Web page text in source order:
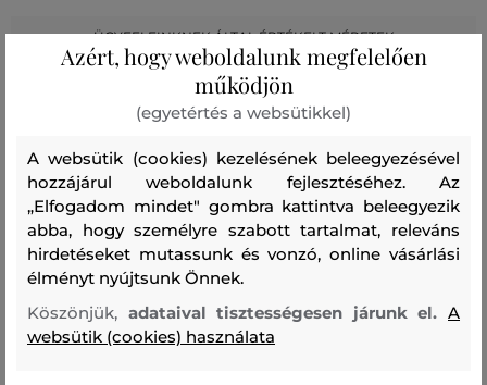
ÜGYFELEINKNEK ÁLTAL ÉRTÉKELT MÉRETEK
A méret sokkal kisebb, mint amit
amit viselek
0
A méret megegyezik az általam
szokásosan viselt mérettel
3
A méret egy kicsit nagyobb, mint
amit általában viselek
A méret sokkal nagyobb, mint
amit viselek
Azért, hogy weboldalunk megfelelően
működjön
(egyetértés a websütikkel)
A websütik (cookies) kezelésének beleegyezésével
hozzájárul weboldalunk fejlesztéséhez. Az
„Elfogadom mindet" gombra kattintva beleegyezik
abba, hogy személyre szabott tartalmat, releváns
hirdetéseket mutassunk és vonzó, online vásárlási
élményt nyújtsunk Önnek.
Köszönjük, adataival tisztességesen járunk el.A
websütik (cookies) használata